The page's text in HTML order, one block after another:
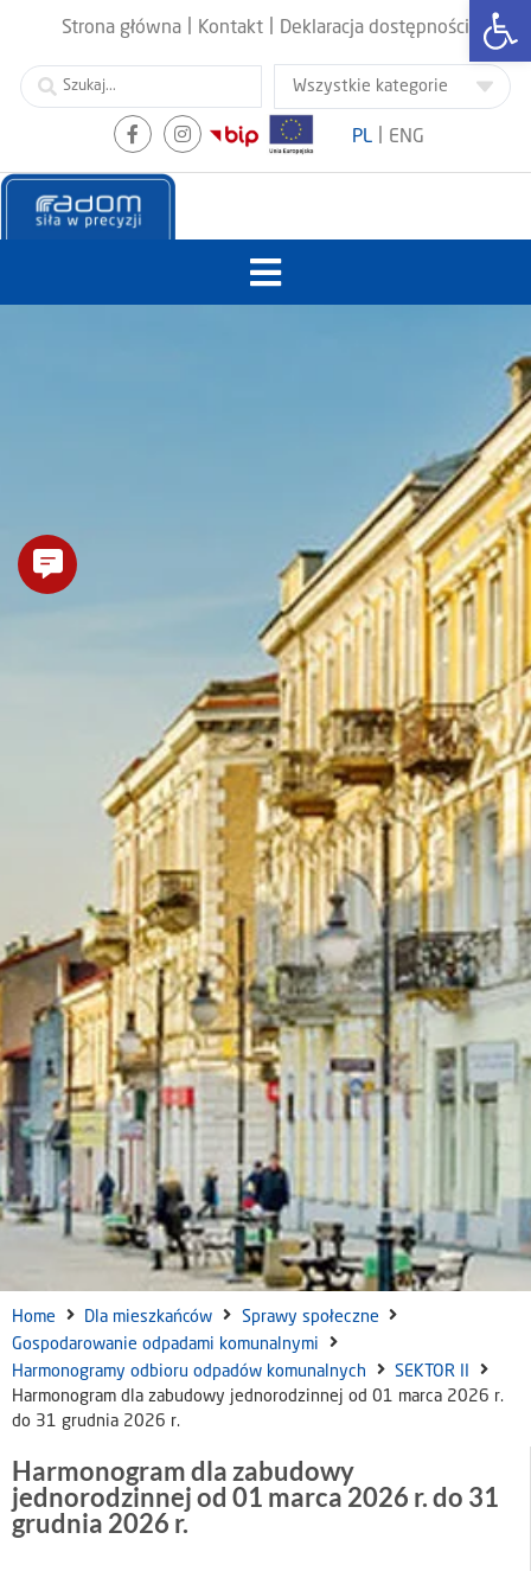
Strona główna Kontakt Deklaracja dostępności
PL ENG
Home Dla mieszkańców
Sprawy społeczne
Gospodarowanie odpadami komunalnymi
Harmonogramy odbioru odpadów komunalnych
SEKTOR II
Harmonogram dla zabudowy jednorodzinnej od 01 marca 2026 r.
do 31 grudnia 2026 r.
Harmonogram dla zabudowy
jednorodzinnej od 01 marca 2026 r. do 31
grudnia 2026 r.